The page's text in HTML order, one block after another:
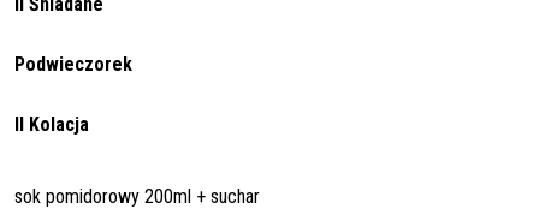
Podwieczorek
II Kolacja
sok pomidorowy 200ml + suchar